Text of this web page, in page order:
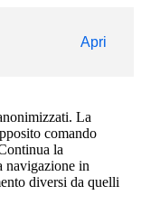
Apri
La
comando
la
navigazione in
diversi da quelli